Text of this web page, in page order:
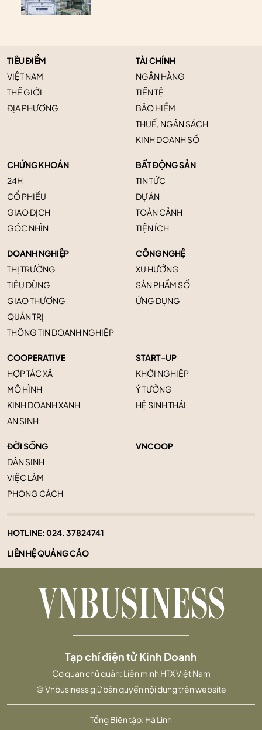
TIÊU ĐIỂM
VIỆT NAM
THẾ GIỚI
ĐỊA PHƯƠNG
TÀI CHÍNH
NGÂN HÀNG
TIỀN TỆ
BẢO HIỂM
THUẾ, NGÂN SÁCH
KINH DOANH SỐ
CHỨNG KHOÁN
24H
CỔ PHIẾU
GIAO DỊCH
GÓC NHÌN
BẤT ĐỘNG SẢN
TIN TỨC
DỰ ÁN
TOÀN CẢNH
TIỆN ÍCH
DOANH NGHIỆP
THỊ TRƯỜNG
TIÊU DÙNG
GIAO THƯƠNG
QUẢN TRỊ
THÔNG TIN DOANH NGHIỆP
CÔNG NGHỆ
XU HƯỚNG
SẢN PHẨM SỐ
ỨNG DỤNG
COOPERATIVE
HỢP TÁC XÃ
MÔ HÌNH
KINH DOANH XANH
AN SINH
START-UP
KHỞI NGHIỆP
Ý TƯỞNG
HỆ SINH THÁI
ĐỜI SỐNG
DÂN SINH
VIỆC LÀM
PHONG CÁCH
VNCOOP
HOTLINE:024. 37824741
LIÊN HỆ QUẢNG CÁO
Tổng Biên tập: Hà Linh
Tạp chí điện tử Kinh Doanh
Cơ quan chủ quản: Liên minh HTX Việt Nam
© Vnbusiness giữ bản quyền nội dung trên website